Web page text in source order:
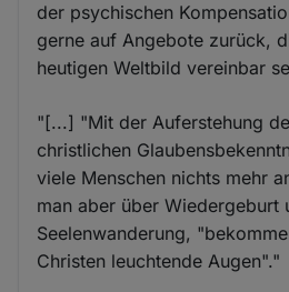
der psychischen
gerne auf Angebote zurück,
heutigen Weltbild vereinbar
"[...] "Mit der Auferstehung
christlichen
viele Menschen nichts mehr
man aber über Wiedergeburt
Seelenwanderung,
Christen leuchtende Augen"."